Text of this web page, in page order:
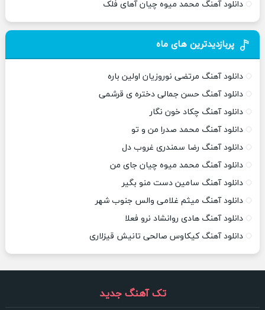
دانلود آهنگ محمد میوه چیان آهای فلک
پربازدیدترین های ماه
دانلود آهنگ مرتضی نوروزیان اولین باره
دانلود آهنگ حسن جمالی دختره ی قرشمی
دانلود آهنگ چکاد خون نگار
دانلود آهنگ محمد صدرا من و تو
دانلود آهنگ رضا سمندری غروب دل
دانلود آهنگ محمد میوه چیان جای من
دانلود آهنگ سامین دست منو بگیر
دانلود آهنگ میثم غلامی والس جنوب شهر
دانلود آهنگ هادی روانشاد نرو فعلا
دانلود آهنگ کیکاوس صالحی تانیش قیزلاری
تک آهنگ جدید